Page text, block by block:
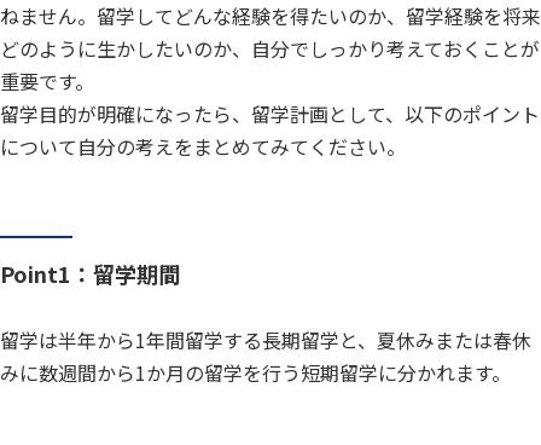
ねません。留学してどんな経験を得たいのか、留学経験を将来
どのように生かしたいのか、自分でしっかり考えておくことが
重要です。
留学目的が明確になったら、留学計画として、以下のポイント
について自分の考えをまとめてみてください。
Point1：留学期間
留学は半年から1年間留学する長期留学と、夏休みまたは春休
みに数週間から1か月の留学を行う短期留学に分かれます。